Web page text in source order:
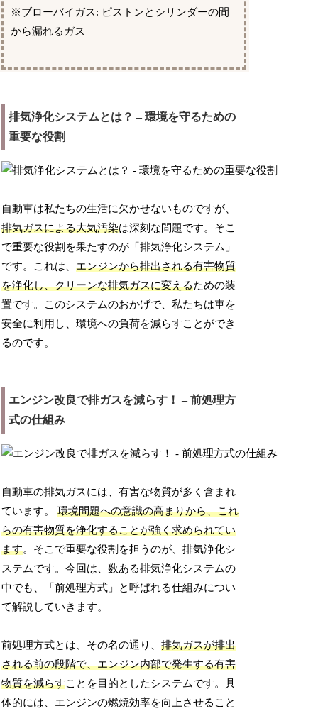
※ブローバイガス: ピストンとシリンダーの間
から漏れるガス
排気浄化システムとは？ – 環境を守るための
重要な役割
自動車は私たちの生活に欠かせないものですが、
排気ガスによる大気汚染は深刻な問題です。そこ
で重要な役割を果たすのが「排気浄化システム」
です。これは、エンジンから排出される有害物質
を浄化し、クリーンな排気ガスに変えるための装
置です。このシステムのおかげで、私たちは車を
安全に利用し、環境への負荷を減らすことができ
るのです。
エンジン改良で排ガスを減らす！ – 前処理方
式の仕組み
自動車の排気ガスには、有害な物質が多く含まれ
ています。環境問題への意識の高まりから、これ
らの有害物質を浄化することが強く求められてい
ます。そこで重要な役割を担うのが、排気浄化シ
ステムです。今回は、数ある排気浄化システムの
中でも、「前処理方式」と呼ばれる仕組みについ
て解説していきます。
前処理方式とは、その名の通り、排気ガスが排出
される前の段階で、エンジン内部で発生する有害
物質を減らすことを目的としたシステムです。具
体的には、エンジンの燃焼効率を向上させること